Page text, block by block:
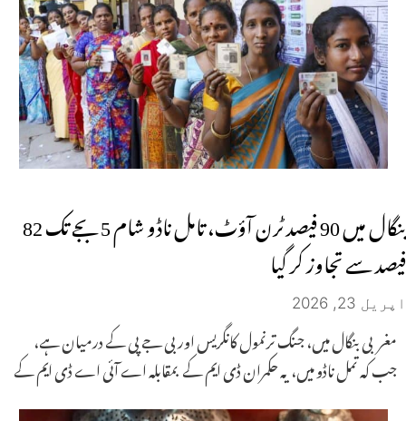
بنگال میں 90 فیصد ٹرن آؤٹ، تامل ناڈو شام 5 بجے تک 82
فیصد سے تجاوز کر گیا
اپریل 23, 2026
مغربی بنگال میں، جنگ ترنمول کانگریس اور بی جے پی کے درمیان ہے،
جب کہ تمل ناڈو میں، یہ حکمران ڈی ایم کے بمقابلہ اے آئی اے ڈی ایم کے